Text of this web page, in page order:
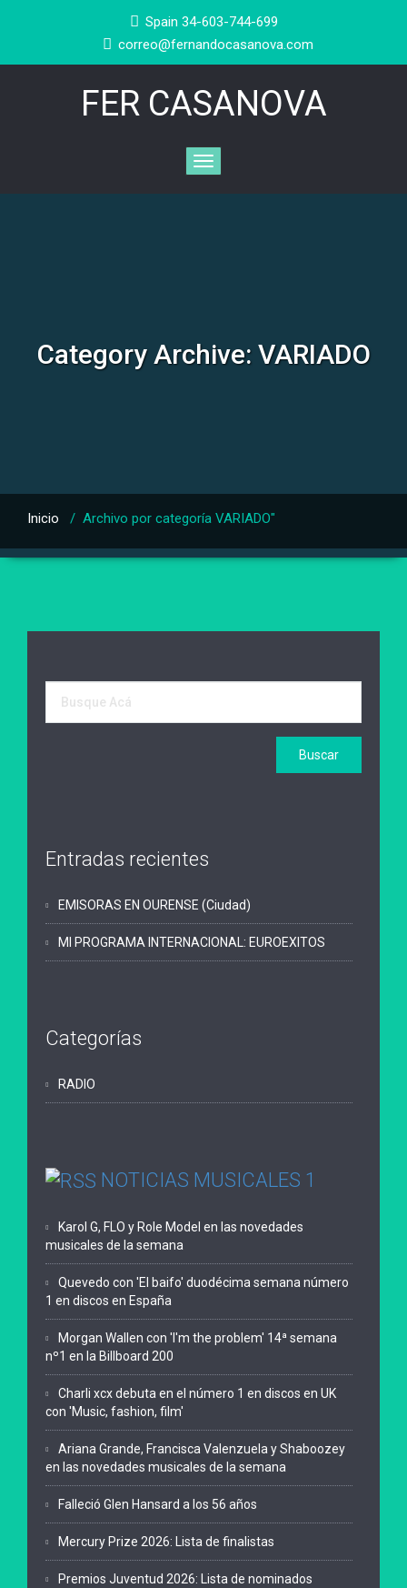
Spain 34-603-744-699
correo@fernandocasanova.com
FER CASANOVA
Category Archive: VARIADO
Inicio / Archivo por categoría VARIADO"
Entradas recientes
EMISORAS EN OURENSE (Ciudad)
MI PROGRAMA INTERNACIONAL: EUROEXITOS
Categorías
RADIO
NOTICIAS MUSICALES 1
Karol G, FLO y Role Model en las novedades
musicales de la semana
Quevedo con 'El baifo' duodécima semana número
1 en discos en España
Morgan Wallen con 'I'm the problem' 14ª semana
nº1 en la Billboard 200
Charli xcx debuta en el número 1 en discos en UK
con 'Music, fashion, film'
Ariana Grande, Francisca Valenzuela y Shaboozey
en las novedades musicales de la semana
Falleció Glen Hansard a los 56 años
Mercury Prize 2026: Lista de finalistas
Premios Juventud 2026: Lista de nominados